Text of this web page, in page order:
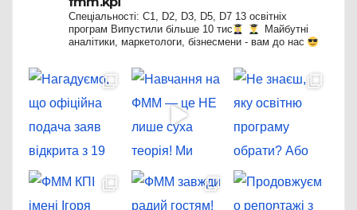
Спеціальності: C1, D2, D3, D5, D7 13 освітніх
програм Випустили більше 10 тис
Майбутні
аналітики, маркетологи, бізнесмени - вам до нас